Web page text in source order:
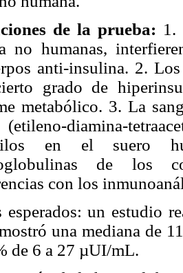
de la prueba: 1.
no humanas,
anti-insulina. 2.
grado de
metabólico. 3. La
diamina-
en el suero
de los
con los
esperados: un estudio
una mediana de
de 6 a 27 µUI/mL.